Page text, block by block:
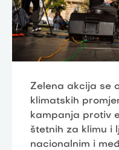
Zelena akcija se
klimatskih
kampanja protiv
štetnih za klimu i
nacionalnim i